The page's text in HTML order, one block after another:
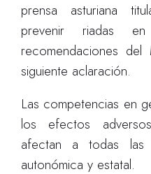
prensa asturiana
prevenir riadas
recomendaciones del
siguiente aclaración.
Las competencias en
los efectos
afectan a todas las
autonómica y estatal.